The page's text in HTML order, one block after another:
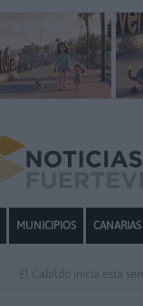
MUNICIPIOS CANARIAS
El Cabildo inicia esta